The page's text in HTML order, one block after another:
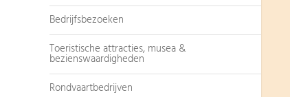
Bedrijfsbezoeken
Toeristische attracties, musea &
bezienswaardigheden
Rondvaartbedrijven